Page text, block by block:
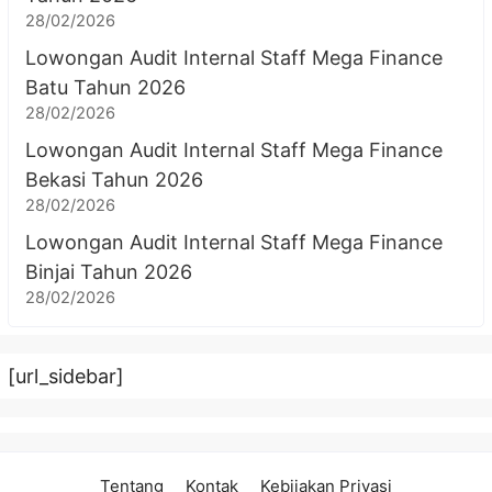
28/02/2026
Lowongan Audit Internal Staff Mega Finance
Batu Tahun 2026
28/02/2026
Lowongan Audit Internal Staff Mega Finance
Bekasi Tahun 2026
28/02/2026
Lowongan Audit Internal Staff Mega Finance
Binjai Tahun 2026
28/02/2026
[url_sidebar]
Tentang Kontak Kebijakan Privasi